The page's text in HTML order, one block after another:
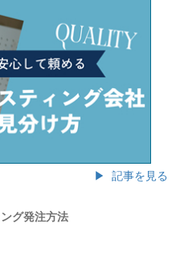
▶ 記事を見る
グ発注方法